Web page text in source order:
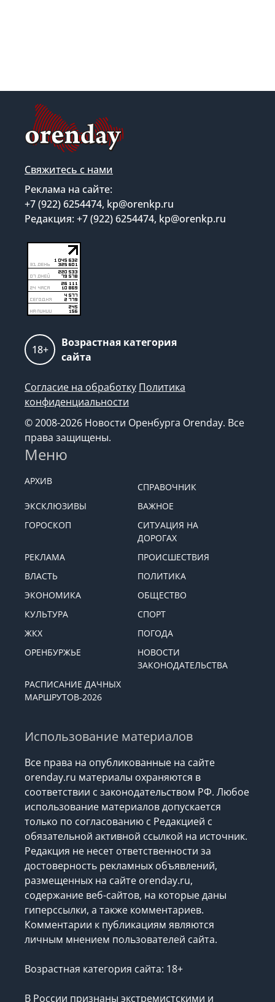
Свяжитесь с нами
Реклама на сайте:
+7 (922) 6254474, kp@orenkp.ru
Редакция: +7 (922) 6254474, kp@orenkp.ru
18+
Возрастная категория
сайта
Согласие на обработку Политика
конфиденциальности
© 2008-2026 Новости Оренбурга Orenday. Все
права защищены.
Меню
АРХИВ
СПРАВОЧНИК
ЭКСКЛЮЗИВЫ
ВАЖНОЕ
ГОРОСКОП
СИТУАЦИЯ НА
ДОРОГАХ
РЕКЛАМА
ПРОИСШЕСТВИЯ
ВЛАСТЬ
ПОЛИТИКА
ЭКОНОМИКА
ОБЩЕСТВО
КУЛЬТУРА
СПОРТ
ЖКХ
ПОГОДА
ОРЕНБУРЖЬЕ
НОВОСТИ
ЗАКОНОДАТЕЛЬСТВА
РАСПИСАНИЕ ДАЧНЫХ
МАРШРУТОВ-2026
Использование материалов
Все права на опубликованные на сайте
orenday.ru материалы охраняются в
соответствии с законодательством РФ. Любое
использование материалов допускается
только по согласованию с Редакцией с
обязательной активной ссылкой на источник.
Редакция не несет ответственности за
достоверность рекламных объявлений,
размещенных на сайте orenday.ru,
содержание веб-сайтов, на которые даны
гиперссылки, а также комментариев.
Комментарии к публикациям являются
личным мнением пользователей сайта.
Возрастная категория сайта: 18+
В России признаны экстремистскими и